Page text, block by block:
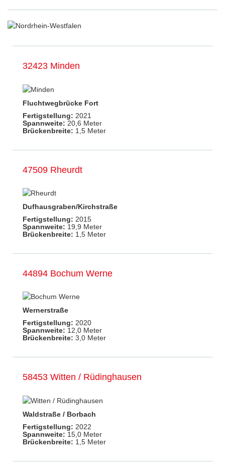
32423 Minden
Fluchtwegbrücke Fort
Fertigstellung: 2021
Spannweite: 20,6 Meter
Brückenbreite: 1,5 Meter
47509 Rheurdt
Dufhausgraben/Kirchstraße
Fertigstellung: 2015
Spannweite: 19,9 Meter
Brückenbreite: 1,5 Meter
44894 Bochum Werne
Wernerstraße
Fertigstellung: 2020
Spannweite: 12,0 Meter
Brückenbreite: 3,0 Meter
58453 Witten / Rüdinghausen
Waldstraße / Borbach
Fertigstellung: 2022
Spannweite: 15,0 Meter
Brückenbreite: 1,5 Meter